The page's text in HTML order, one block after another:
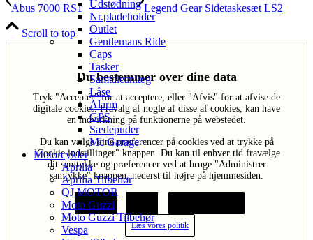
Udstødning
Nr.pladeholder
Outlet
Gentlemans Ride
Caps
Tasker
Samtaleanlæg
Låse
Alarm
GPS
Sædepuder
Mc Garage
Motorcykler
Aprilia
Aprilia Tilbehør
QJ MOTOR
Moto Guzzi
Moto Guzzi Tilbehør
Vespa
Abus 7000 RS1 Legend Gear Sidetaskesæt LS2
Scroll to top
Du bestemmer over dine data
Tryk "Acceptér" for at acceptere, eller "Afvis" for at afvise de
digitale cookies. Fravalg af nogle af disse af cookies, kan have
en indvirkning på funktionerne på webstedet.
Du kan vælge dine præferencer på cookies ved at trykke på
"Cookie indstillinger" knappen. Du kan til enhver tid fravælge
dit samtykke og præferencer ved at bruge "Administrer
samtykke" knappen, nederst til højre på hjemmesiden.
Acceptér
Læs vores politik